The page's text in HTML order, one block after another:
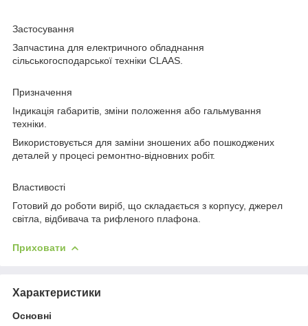
Застосування
Запчастина для електричного обладнання
сільськогосподарської техніки CLAAS.
Призначення
Індикація габаритів, зміни положення або гальмування
техніки.
Використовується для заміни зношених або пошкоджених
деталей у процесі ремонтно-відновних робіт.
Властивості
Готовий до роботи виріб, що складається з корпусу, джерел
світла, відбивача та рифленого плафона.
Приховати
Характеристики
Основні